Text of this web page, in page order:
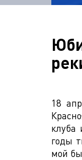
18
клуба
годы
мой